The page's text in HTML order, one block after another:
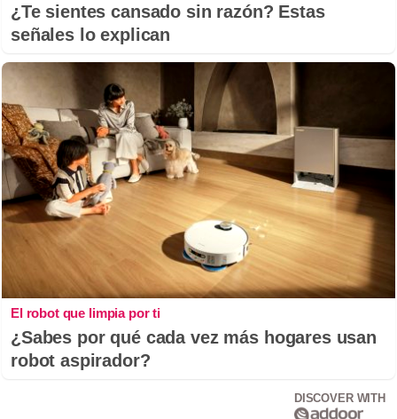
¿Te sientes cansado sin razón? Estas
señales lo explican
El robot que limpia por ti
¿Sabes por qué cada vez más hogares usan
robot aspirador?
DISCOVER WITH